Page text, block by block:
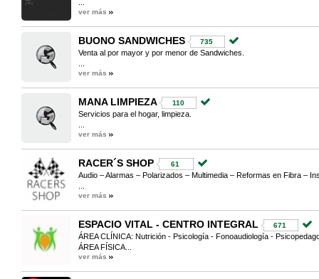
ver más
BUONO SANDWICHES 735
Venta al por mayor y por menor de Sandwiches.
ver más
MANA LIMPIEZA 110
Servicios para el hogar, limpieza.
ver más
RACER´S SHOP 61
Audio – Alarmas – Polarizados – Multimedia – Reformas en Fibra –
ver más
ESPACIO VITAL - CENTRO INTEGRAL 671
ÁREA CLÍNICA: Nutrición - Psicología - Fonoaudiología -
ÁREA FÍSICA...
ver más